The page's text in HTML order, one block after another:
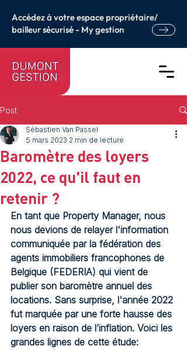
Accédez à votre espace propriétaire/
bailleur sécurisé - My gestion
Post
Baromètre des loyers
2022, ce qu'il faut en
retenir ?
Sébastien Van Passel
5 mars 2023 2 min de lecture
En tant que Property Manager, nous
nous devions de relayer l'information
communiquée par la fédération des
agents immobiliers francophones de
Belgique (FEDERIA) qui vient de
publier son baromètre annuel des
locations. Sans surprise, l'année 2022
fut marquée par une forte hausse des
loyers en raison de l’inflation. Voici les
grandes lignes de cette étude: